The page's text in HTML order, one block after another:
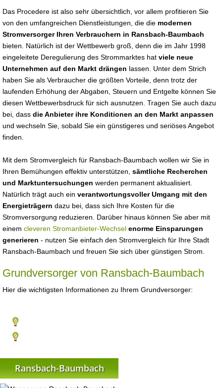
Das Procedere ist also sehr übersichtlich, vor allem profitieren Sie
von den umfangreichen Dienstleistungen, die die modernen
Stromversorger Ihren Verbrauchern in Ransbach-Baumbach
bieten. Natürlich ist der Wettbewerb groß, denn die im Jahr 1998
eingeleitete Deregulierung des Strommarktes hat viele neue
Unternehmen auf den Markt drängen lassen. Unter dem Strich
haben Sie als Verbraucher die größten Vorteile, denn trotz der
laufenden Erhöhung der Abgaben, Steuern und Entgelte können Sie
diesen Wettbewerbsdruck für sich ausnutzen. Tragen Sie auch dazu
bei, dass die Anbieter ihre Konditionen an den Markt anpassen
und wechseln Sie, sobald Sie ein günstigeres und seriöses Angebot
finden.
Mit dem Stromvergleich für Ransbach-Baumbach wollen wir Sie in
Ihren Bemühungen effektiv unterstützen, sämtliche Recherchen
und Marktuntersuchungen werden permanent aktualisiert.
Natürlich trägt auch ein verantwortungsvoller Umgang mit den
Energieträgern dazu bei, dass sich Ihre Kosten für die
Stromversorgung reduzieren. Darüber hinaus können Sie aber mit
einem cleveren Stromanbieter-Wechsel enorme Einsparungen
generieren - nutzen Sie einfach den Stromvergleich für Ihre Stadt
Ransbach-Baumbach und freuen Sie sich über günstigen Strom.
Grundversorger von Ransbach-Baumbach
Hier die wichtigsten Informationen zu Ihrem Grundversorger:
Ransbach-Baumbach